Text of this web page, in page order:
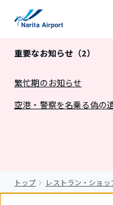
重要なお知らせ（2）
繁忙期のお知らせ
空港・警察を名乗る偽の
トップ レストラン・ショッ